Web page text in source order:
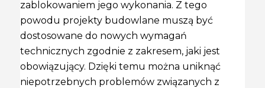
zablokowaniem jego wykonania. Z tego
powodu projekty budowlane muszą być
dostosowane do nowych wymagań
technicznych zgodnie z zakresem, jaki jest
obowiązujący. Dzięki temu można uniknąć
niepotrzebnych problemów związanych z